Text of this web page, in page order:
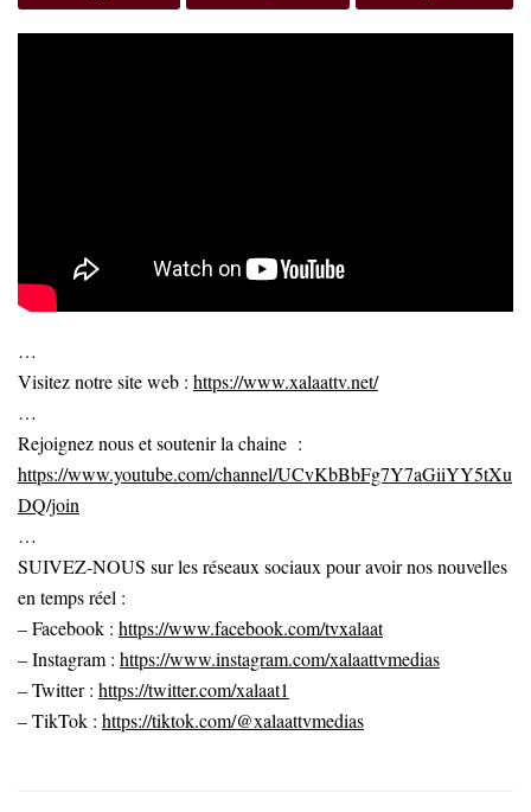
…
Visitez notre site web : https://www.xalaattv.net/
…
Rejoignez nous et soutenir la chaine :
https://www.youtube.com/channel/UCvKbBbFg7Y7aGiiYY5tXu
DQ/join
…
SUIVEZ-NOUS sur les réseaux sociaux pour avoir nos nouvelles
en temps réel :
– Facebook : https://www.facebook.com/tvxalaat
– Instagram : https://www.instagram.com/xalaattvmedias
– Twitter : https://twitter.com/xalaat1
– TikTok : https://tiktok.com/@xalaattvmedias